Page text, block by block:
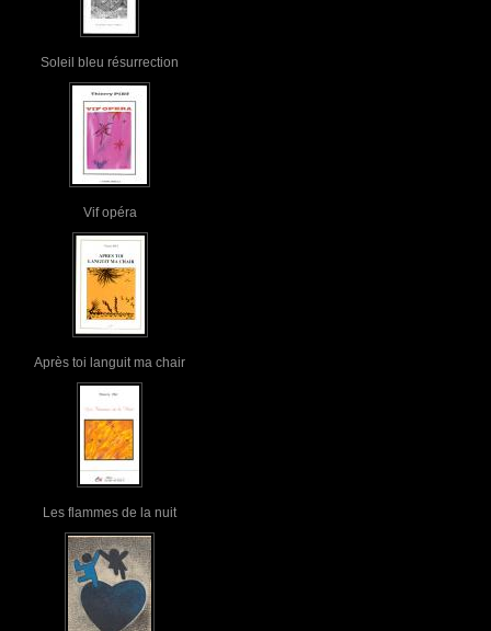
Soleil bleu résurrection
Vif opéra
Après toi languit ma chair
Les flammes de la nuit